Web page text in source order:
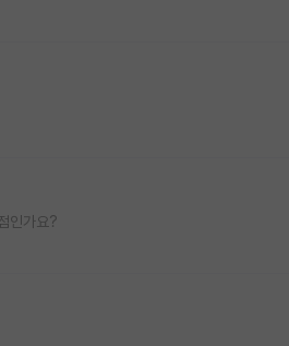
인가요?